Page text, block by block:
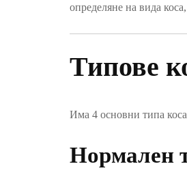
определяне на вида
Типове
Има 4 основни типа
Нормален